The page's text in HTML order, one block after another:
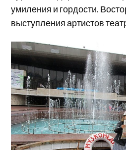
умиления и гордости.
выступления артистов